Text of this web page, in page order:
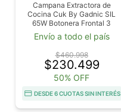
Campana Extractora de
Cocina Cuk By Gadnic SIL
65W Botonera Frontal 3
Velocidades Luces LED
Envío a todo el país
$460.998
$230.499
50% OFF
DESDE 6 CUOTAS SIN INTERÉS